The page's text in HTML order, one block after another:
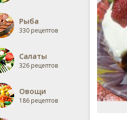
Рыба
330 рецептов
Салаты
326 рецептов
Овощи
186 рецептов